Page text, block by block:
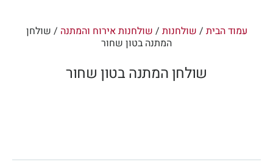
עמוד הבית / שולחנות / שולחנות אירוח והמתנה / שולחן
המתנה בטון שחור
שולחן המתנה בטון שחור